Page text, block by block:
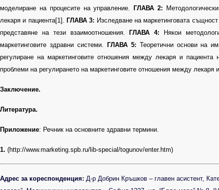
моделиране на процесите на управление.
ГЛАВА 2:
лекаря и пациента[1].
ГЛАВА 3: Изследване на маркетинговата
представяне на тези взаимоотношения.
ГЛАВА 4: Някои
маркетинговите здравни системи.
ГЛАВА 5: Теоретични основи на
регулиране на маркетинговите отношения между лекаря и
проблеми на регулирането на маркетинговите отношения между лекаря
Заключение.
Литература.
Приложение: Речник на основните здравни термини.
1. (http://www.marketing.spb.ru/lib-special/togunov/enter.htm)
Адрес за кореспонденция: Д-р Добрин Кръшков – главен асистент,